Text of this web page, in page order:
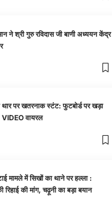
ने श्री गुरु रविदास जी बाणी अध्ययन केंद्र
पर खतरनाक स्टंट: फुटबोर्ड पर खड़ा
VIDEO वायरल
मामले में सिखों का थाने पर हल्ला :
रिहाई की मांग, चढ़ूनी का बड़ा बयान